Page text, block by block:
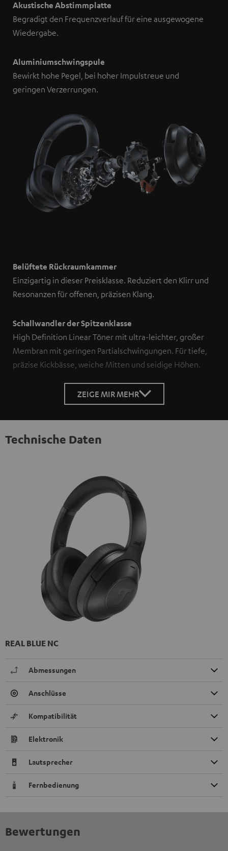
personenbezogene Daten an Drittplattformen
übermittelt werden.Weitere Informationen sind in der
Datenschutzerklärung unter I zu finden
Akustische Abstimmplatte
Begradigt den Frequenzverlauf für eine ausgewogene
Wiedergabe.
Aluminiumschwingspule
Bewirkt hohe Pegel, bei hoher Impulstreue und
geringen Verzerrungen.
Belüftete Rückraumkammer
Einzigartig in dieser Preisklasse. Reduziert den Klirr und
Resonanzen für offenen, präzisen Klang.
Schallwandler der Spitzenklasse
High Definition Linear Töner mit ultra-leichter, großer
Membran mit geringen Partialschwingungen. Für tiefe,
präzise Kickbässe, weiche Mitten und seidige Höhen.
ZEIGE MIR MEHR
Technische Daten
REAL BLUE NC
Abmessungen
Anschlüsse
Kompatibilität
Elektronik
Lautsprecher
Fernbedienung
Bewertungen